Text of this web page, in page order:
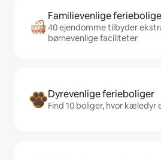
Familievenlige
40 ejendomme tilbyder
børnevenlige faciliteter
Dyrevenlige ferieboliger
Find 10 boliger, hvor kæledyr